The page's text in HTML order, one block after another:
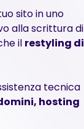
sito in uno
alla scrittura di
il restyling di
tecnica
hosting